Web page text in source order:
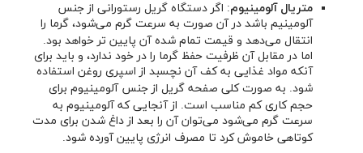
متریال آلومینیوم: اگر دستگاه گریل رستورانی از جنس
آلومینیم باشد در آن صورت به سرعت گرم می‌شود، گرما را
انتقال می‌دهد و قیمت تمام شده آن پایین تر خواهد بود.
اما در مقابل آن ظرفیت حفظ گرما را در خود ندارد، و باید برای
آنکه مواد غذایی به کف آن نچسبد از اسپری روغن استفاده
شود. به صورت کلی صفحه گریل از جنس آلومینیوم برای
حجم کاری کم مناسب است. از آنجایی که آلومینیوم به
سرعت گرم می‌شود می‌توان آن را بعد از داغ شدن برای مدت
کوتاهی خاموش کرد تا مصرف انرژی پایین آورده شود.